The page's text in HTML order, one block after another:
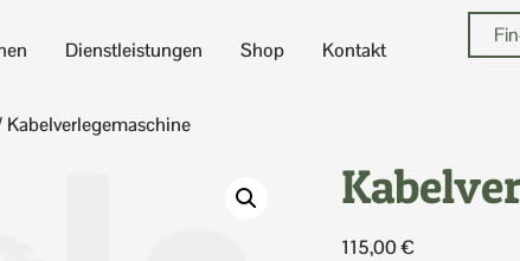
Dienstleistungen Shop Kontakt
Kabelverlegemaschine
115,00€